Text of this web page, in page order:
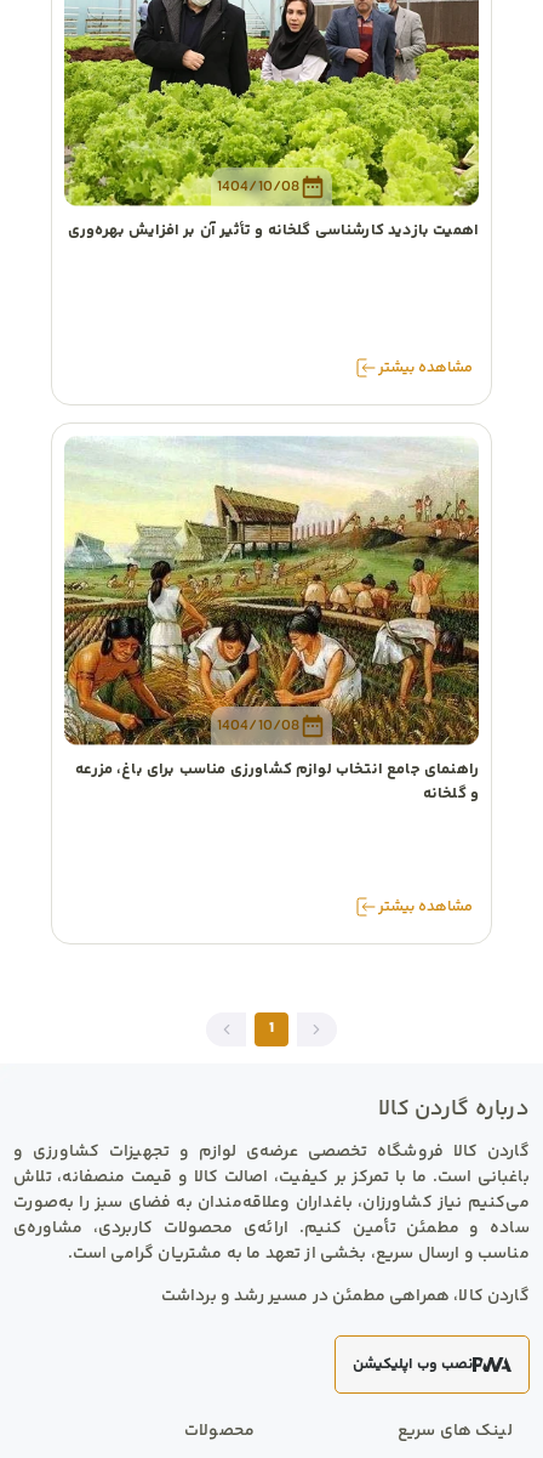
1404/10/08
اهمیت بازدید کارشناسی گلخانه و تأثیر آن بر افزایش بهره‌وری
مشاهده بیشتر
1404/10/08
راهنمای جامع انتخاب لوازم کشاورزی مناسب برای باغ، مزرعه
و گلخانه
مشاهده بیشتر
1
درباره گاردن کالا
گاردن کالا فروشگاه تخصصی عرضه‌ی لوازم و تجهیزات کشاورزی و
باغبانی است. ما با تمرکز بر کیفیت، اصالت کالا و قیمت منصفانه، تلاش
می‌کنیم نیاز کشاورزان، باغداران وعلاقه‌مندان به فضای سبز را به‌صورت
ساده و مطمئن تأمین کنیم. ارائه‌ی محصولات کاربردی، مشاوره‌ی
مناسب و ارسال سریع، بخشی از تعهد ما به مشتریان گرامی است.
گاردن کالا، همراهی مطمئن در مسیر رشد و برداشت
نصب وب اپلیکیشن
لینک های سریع محصولات